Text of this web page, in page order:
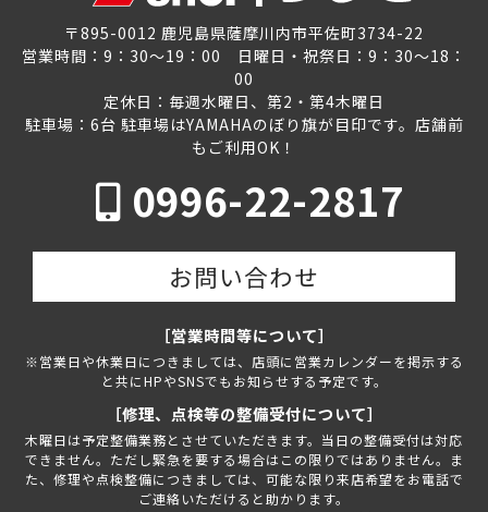
〒895-0012 鹿児島県薩摩川内市平佐町3734-22
営業時間：9：30～19：00 日曜日・祝祭日：9：30～18：
00
定休日：毎週水曜日、第2・第4木曜日
駐車場：6台 駐車場はYAMAHAのぼり旗が目印です。店舗前
もご利用OK！
0996-22-2817
お問い合わせ
［営業時間等について］
※営業日や休業日につきましては、店頭に営業カレンダーを掲示する
と共にHPやSNSでもお知らせする予定です。
［修理、点検等の整備受付について］
木曜日は予定整備業務とさせていただきます。当日の整備受付は対応
できません。ただし緊急を要する場合はこの限りではありません。ま
た、修理や点検整備につきましては、可能な限り来店希望をお電話で
ご連絡いただけると助かります。